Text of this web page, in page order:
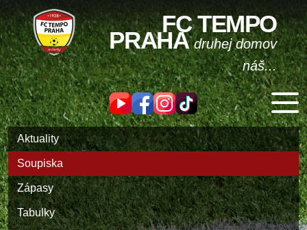
FC TEMPO
PRAHAdruhej domov
náš...
Aktuality
Soupiska
Zápasy
Tabulky